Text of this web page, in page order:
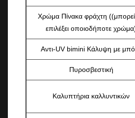
Χρώμα Πίνακα φράχτη
επιλέξει οποιοδήποτε
Αντι-UV bimini Κάλυψη με
Πυροσβεστική
Καλυπτήρια καλλυντικών